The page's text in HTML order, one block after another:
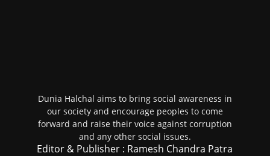
Dunia Halchal aims to bring social awareness in
our society and encourage peoples to come
forward and raise their voice against corruption
and any other social issues.
Editor & Publisher : Ramesh Chandra Patra